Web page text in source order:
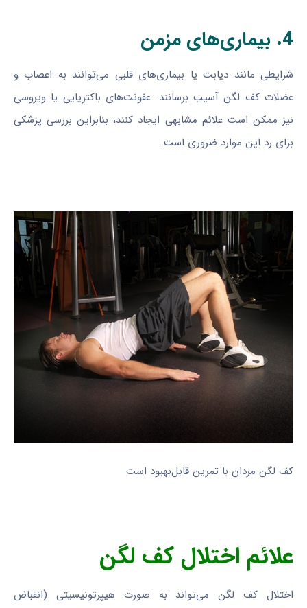
4. بیماری‌های مزمن
شرایطی مانند دیابت یا بیماری‌های قلبی می‌توانند به اعصاب و
عضلات کف لگن آسیب برسانند. عفونت‌های باکتریایی یا ویروسی
نیز ممکن است علائم مشابهی ایجاد کنند، بنابراین بررسی پزشکی
برای رد این موارد ضروری است.
کف لگن مردان با تمرین قابل‌بهبود است
علائم اختلال کف لگن
اختلال کف لگن می‌تواند به صورت هیپرتونیسیتی (انقباض